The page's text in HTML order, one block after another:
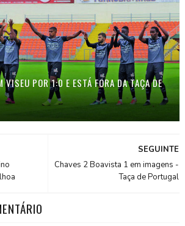
VISEU POR 1:0 E ESTÁ FORA DA TAÇA DE
SEGUINTE
Chaves 2 Boavista 1 em imagens -
Taça de Portugal